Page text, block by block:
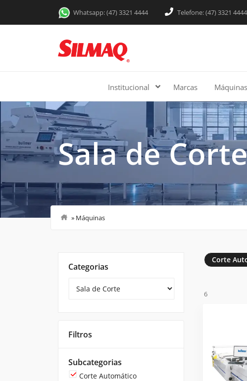
Whatsapp: (47) 3321 4444 Telefone: (47) 3321 4444
Institucional Marcas Máquinas
Sala de
» Máquinas
Categorias
Filtros
Subcategorias
Corte Automático
Corte
6